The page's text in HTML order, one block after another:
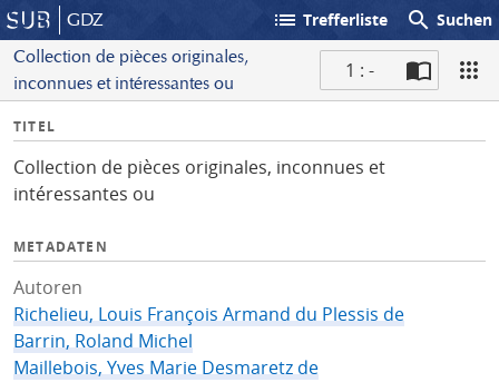
GDZ list Trefferliste search Suchen
Collection de pièces originales,
inconnues et intéressantes ou
1 : -
I
f
o
TITEL
Collection de pièces originales, inconnues et
intéressantes ou
METADATEN
Autoren
Richelieu, Louis François Armand du Plessis de
Barrin, Roland Michel
Maillebois, Yves Marie Desmaretz de